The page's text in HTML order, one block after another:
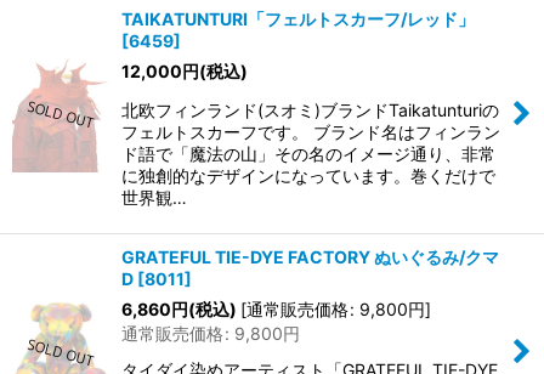
TAIKATUNTURI「フェルトスカーフ/レッド」
[6459]
12,000円(税込)
北欧フィンランド(スオミ)ブランドTaikatunturiの
フェルトスカーフです。 ブランド名はフィンラン
ド語で「魔法の山」その名のイメージ通り、非常
に独創的なデザインになっています。巻くだけで
世界観…
GRATEFUL TIE-DYE FACTORY ぬいぐるみ/クマ
D [8011]
6,860円(税込) [通常販売価格: 9,800円]
通常販売価格: 9,800円
タイダイ染めアーティスト「GRATEFUL TIE-DYE